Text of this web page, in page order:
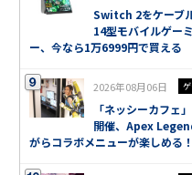
Switch 2をケーブ
14型モバイルゲー
ー、今なら1万6999円で買える
2026年08月06日
「ネッシーカフェ
開催、Apex
がらコラボメニューが楽しめる！